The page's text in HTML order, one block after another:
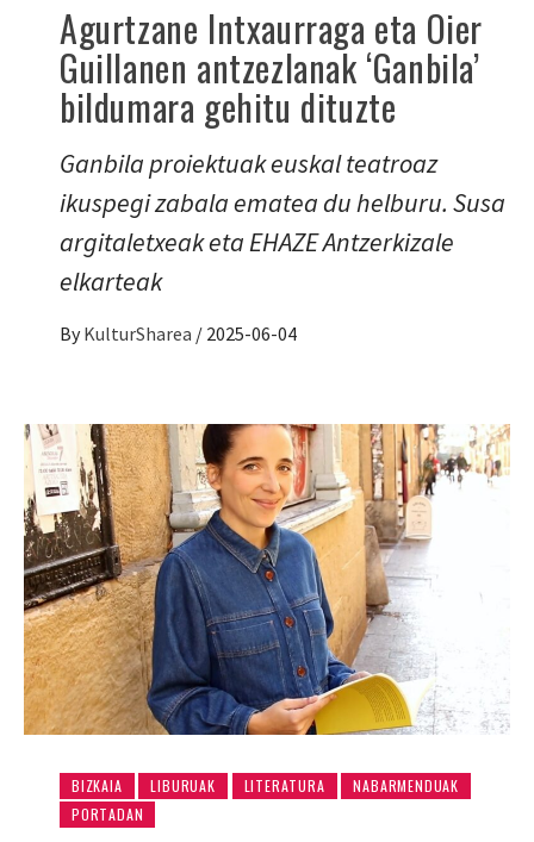
Agurtzane Intxaurraga eta Oier
Guillanen antzezlanak ‘Ganbila’
bildumara gehitu dituzte
Ganbila proiektuak euskal teatroaz
ikuspegi zabala ematea du helburu. Susa
argitaletxeak eta EHAZE Antzerkizale
elkarteak
By KulturSharea / 2025-06-04
BIZKAIA LIBURUAK LITERATURA
NABARMENDUAK
PORTADAN